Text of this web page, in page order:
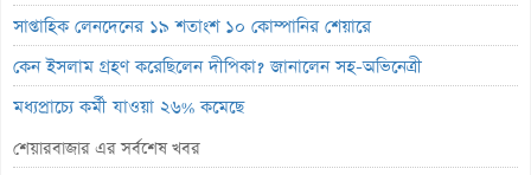
সাপ্তাহিক লেনদেনের ১৯ শতাংশ ১০ কোম্পানির শেয়ারে
কেন ইসলাম গ্রহণ করেছিলেন দীপিকা? জানালেন সহ-অভিনেত্রী
মধ্যপ্রাচ্যে কর্মী যাওয়া ২৬% কমেছে
স্বর্ণ খাতকে আনুষ্ঠানিক শিল্পে আনতে নতুন নীতিমালা
শেয়ারবাজার এর সর্বশেষ খবর